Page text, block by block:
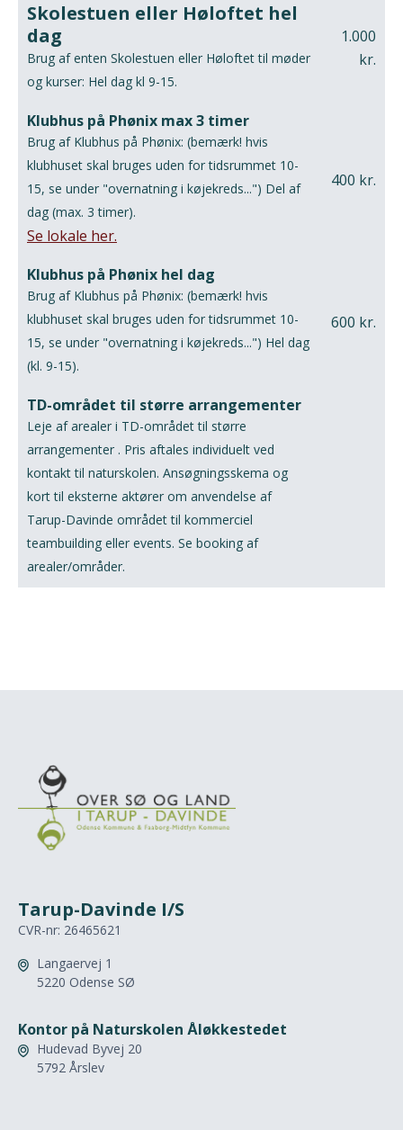
Skolestuen eller Høloftet hel
dag
Brug af enten Skolestuen eller Høloftet til møder
og kurser: Hel dag kl 9-15.
1.000
kr.
Klubhus på Phønix max 3 timer
Brug af Klubhus på Phønix: (bemærk! hvis
klubhuset skal bruges uden for tidsrummet 10-
15, se under "overnatning i køjekreds...") Del af
dag (max. 3 timer).
Se lokale her.
400 kr.
Klubhus på Phønix hel dag
Brug af Klubhus på Phønix: (bemærk! hvis
klubhuset skal bruges uden for tidsrummet 10-
15, se under "overnatning i køjekreds...") Hel dag
(kl. 9-15).
600 kr.
TD-området til større arrangementer
Leje af arealer i TD-området til større
arrangementer . Pris aftales individuelt ved
kontakt til naturskolen. Ansøgningsskema og
kort til eksterne aktører om anvendelse af
Tarup-Davinde området til kommerciel
teambuilding eller events. Se booking af
arealer/områder.
Tarup-Davinde I/S
CVR-nr: 26465621

Langaervej 1
5220 Odense SØ
Kontor på Naturskolen Åløkkestedet

Hudevad Byvej 20
5792 Årslev